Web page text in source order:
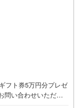
フト券5万円分プレゼ
問い合わせいただい